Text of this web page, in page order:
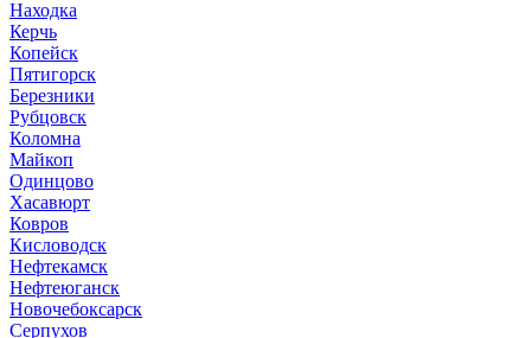
Находка
Керчь
Копейск
Пятигорск
Березники
Рубцовск
Коломна
Майкоп
Одинцово
Хасавюрт
Ковров
Кисловодск
Нефтекамск
Нефтеюганск
Новочебоксарск
Серпухов